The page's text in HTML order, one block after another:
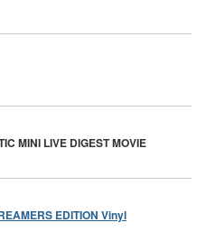
MINI LIVE DIGEST MOVIE
EDITION Vinyl